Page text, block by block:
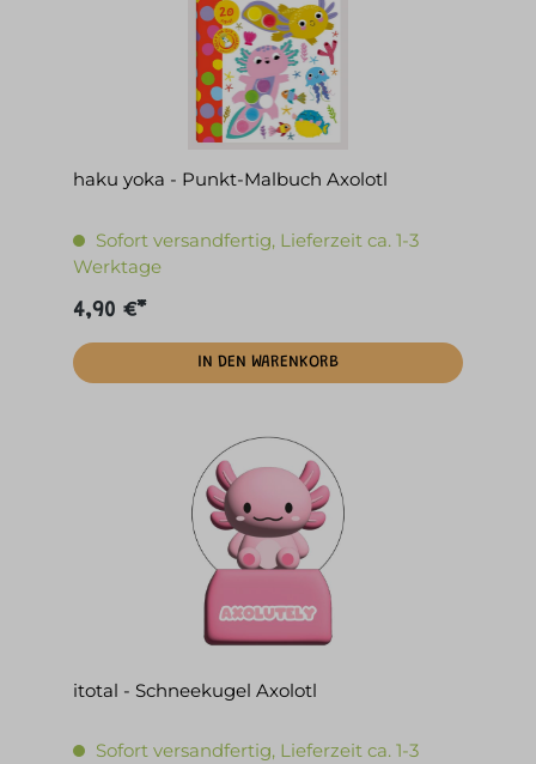
haku yoka - Punkt-Malbuch Axolotl
Sofort versandfertig, Lieferzeit ca. 1-3
Werktage
4,90 €*
IN DEN WARENKORB
itotal - Schneekugel Axolotl
Sofort versandfertig, Lieferzeit ca. 1-3